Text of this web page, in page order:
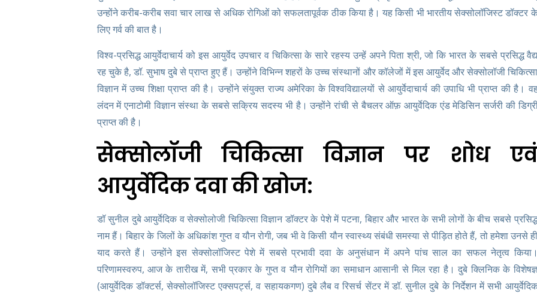
उन्होंने करीब-करीब सवा चार लाख से अधिक रोगिओं को सफलतापूर्वक ठीक किया है। यह किसी भी भारतीय सेक्सोलॉजिस्ट डॉक्टर
लिए गर्व की बात है।
विश्व-प्रसिद्ध आयुर्वेदाचार्य को इस आयुर्वेद उपचार व चिकित्सा के सारे रहस्य उन्हें अपने पिता श्री, जो कि भारत के सबसे प्रसिद्ध
रह चुके है, डॉ. सुभाष दुबे से प्राप्त हुए हैं। उन्होंने विभिन्न शहरों के उच्च संस्थानों और कॉलेजों में इस आयुर्वेद और सेक्सोलॉजी चिकित्सा
विज्ञान में उच्च शिक्षा प्राप्त की है। उन्होंने संयुक्त राज्य अमेरिका के विश्वविद्यालयों से आयुर्वेदाचार्य की उपाधि भी प्राप्त की है।
लंदन में एनाटोमी विज्ञान संस्था के सबसे सक्रिय सदस्य भी है। उन्होंने रांची से बैचलर ऑफ़ आयुर्वेदिक एंड मेडिसिन सर्जरी की
प्राप्त की है।
सेक्सोलॉजी चिकित्सा विज्ञान पर शोध
आयुर्वेदिक दवा की खोज:
डॉ सुनील दुबे आयुर्वेदिक व सेक्सोलोजी चिकित्सा विज्ञान डॉक्टर के पेशे में पटना, बिहार और भारत के सभी लोगों के बीच सबसे
नाम हैं। बिहार के जिलों के अधिकांश गुप्त व यौन रोगी, जब भी वे किसी यौन स्वास्थ्य संबंधी समस्या से पीड़ित होते हैं, तो हमेशा उनसे ही
याद करते हैं। उन्होंने इस सेक्सोलॉजिस्ट पेशे में सबसे प्रभावी दवा के अनुसंधान में अपने पांच साल का सफल नेतृत्व किया।
परिणामस्वरुप, आज के तारीख में, सभी प्रकार के गुप्त व यौन रोगियों का समाधान आसानी से मिल रहा है। दुबे क्लिनिक के
(आयुर्वेदिक डॉक्टर्स, सेक्सोलॉजिस्ट एक्सपर्ट्स, व सहायकगण) दुबे लैब व रिसर्च सेंटर में डॉ. सुनील दुबे के निर्देशन में सभी